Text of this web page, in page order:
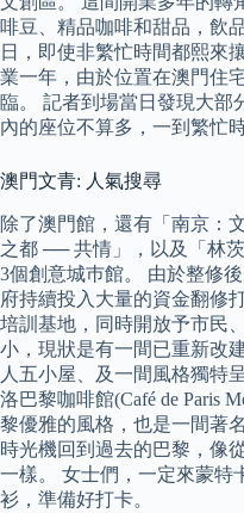
啡豆、精品咖啡和甜品，飲
日，即使非繁忙時間都熙來
業一年，由於位置在澳門住
臨。 記者到場當日發現大部
內的座位不算多，一到繁忙
澳門文青: 人氣搜尋
除了澳門館，還有「南京：
之都 ── 共情」，以及「林
3個創意城巿館。 由於整修
府持續投入大量的資金翻修
培訓基地，同時開放予市民
小，現狀是有一間已重新改
人五小屋、及一間風格獨特
洛巴黎咖啡館(Café de Paris
黎優雅的風格，也是一間著
時光機回到過去的巴黎，像
一樣。 女士們，一定來蒙特
衫，準備好打卡。